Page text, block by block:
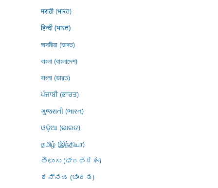
मराठी (भारत)
हिन्दी (भारत)
অসমীয়া (ভাৰত)
বাংলা (বাংলাদেশ)
বাংলা (ভারত)
ਪੰਜਾਬੀ (ਭਾਰਤ)
ગુજરાતી (ભારત)
ଓଡ଼ିଆ (ଭାରତ)
தமிழ் (இந்தியா)
తెలుగు (భారతదేశం)
ಕನ್ನಡ (ಭಾರತ)